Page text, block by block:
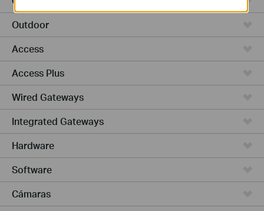
Outdoor
Access
Access Plus
Wired Gateways
Integrated Gateways
Hardware
Software
Cámaras